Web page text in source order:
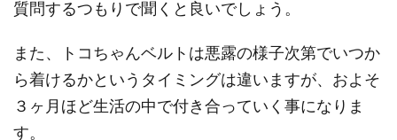
質問するつもりで聞くと良いでしょう。
また、トコちゃんベルトは悪露の様子次第でいつか
ら着けるかというタイミングは違いますが、およそ
３ヶ月ほど生活の中で付き合っていく事になりま
す。